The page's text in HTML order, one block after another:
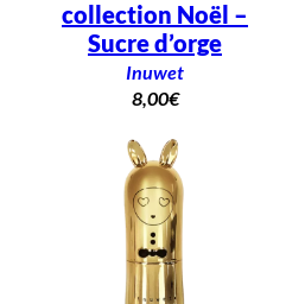
collection Noël –
Sucre d’orge
Inuwet
8,00€